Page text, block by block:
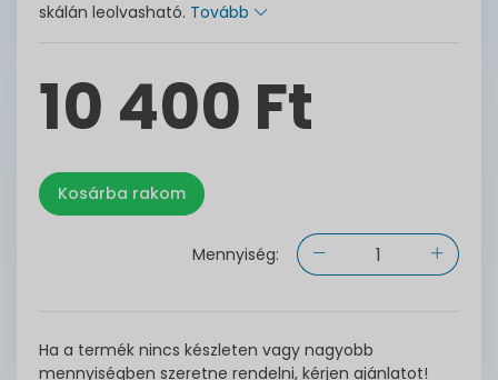
skálán leolvasható. Tovább
10 400 Ft
Mennyiség:
Ha a termék nincs készleten vagy nagyobb
mennyiségben szeretne rendelni, kérjen ajánlatot!